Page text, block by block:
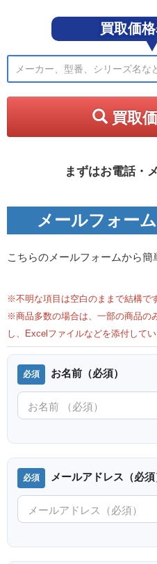
買取価
買取
まずはお電話・
メールフォー
こちらのメールフォームから簡
※不明な項目は空白のままで結構で
※商品多数の場合は、一部の商品の
し、Excelファイルなどを添付して
お名前（必須）
メールアドレス（必須